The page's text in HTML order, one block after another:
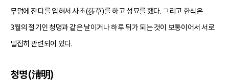
무덤에 잔디를 입혀서 사초(莎草)를 하고 성묘를 했다. 그리고 한식은
3월의 절기인 청명과 같은 날이거나 하루 뒤가 되는 것이 보통이어서 서로
밀접히 관련되어 있다.
청명(淸明)